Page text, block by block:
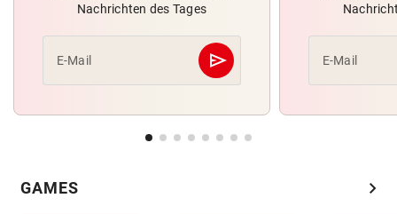
Nachrichten des Tages
E-Mail send
Abschicken E-Mail
GAMES chevron_right